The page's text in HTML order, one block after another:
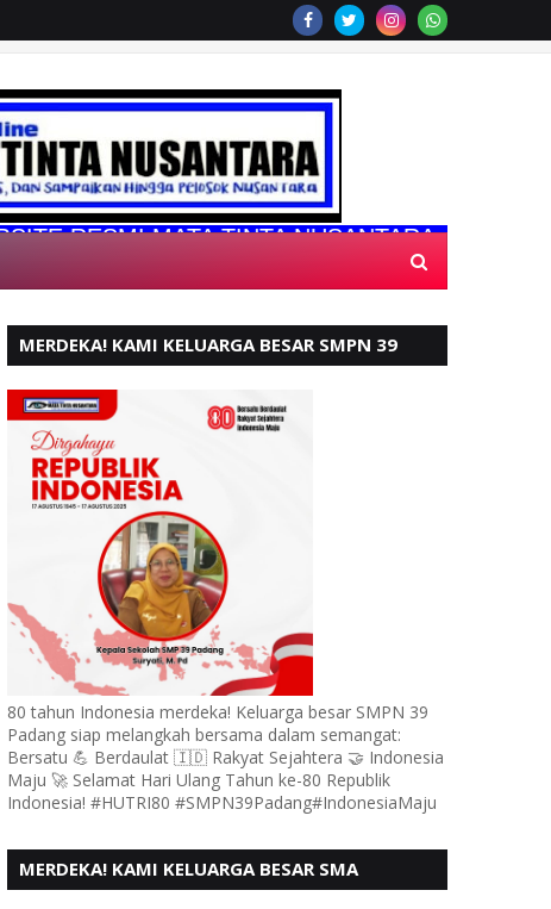
MATA TINTA NUSANTARA
MERDEKA! KAMI KELUARGA BESAR SMPN 39
80 tahun Indonesia merdeka! Keluarga besar SMPN 39
Padang siap melangkah bersama dalam semangat:
Bersatu 💪 Berdaulat 🇮🇩 Rakyat Sejahtera 🤝 Indonesia
Maju 🚀 Selamat Hari Ulang Tahun ke-80 Republik
Indonesia! #HUTRI80 #SMPN39Padang#IndonesiaMaju
MERDEKA! KAMI KELUARGA BESAR SMA